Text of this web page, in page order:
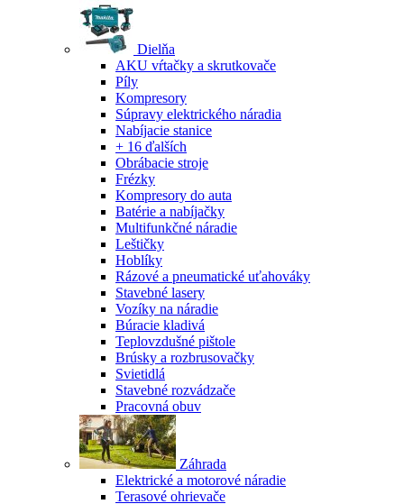
Dielňa
AKU vŕtačky a skrutkovače
Píly
Kompresory
Súpravy elektrického náradia
Nabíjacie stanice
+ 16 ďalších
Obrábacie stroje
Frézky
Kompresory do auta
Batérie a nabíjačky
Multifunkčné náradie
Leštičky
Hoblíky
Rázové a pneumatické uťahováky
Stavebné lasery
Vozíky na náradie
Búracie kladivá
Teplovzdušné pištole
Brúsky a rozbrusovačky
Svietidlá
Stavebné rozvádzače
Pracovná obuv
Záhrada
Elektrické a motorové náradie
Terasové ohrievače